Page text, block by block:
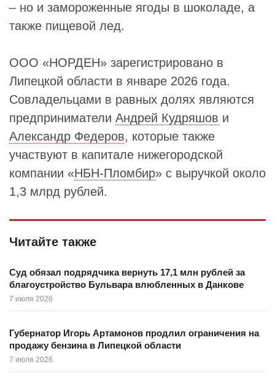
– но и замороженные ягоды в шоколаде, а
также пищевой лед.
ООО «НОРДЕН» зарегистрировано в
Липецкой области в январе 2026 года.
Совладельцами в равных долях являются
предприниматели Андрей Кудряшов и
Александр Федеров, которые также
участвуют в капитале нижегородской
компании «НБН‑Пломбир» с выручкой около
1,3 млрд рублей.
Читайте также
Суд обязал подрядчика вернуть 17,1 млн рублей за
благоустройство Бульвара влюбленных в Данкове
7 июля 2026
Губернатор Игорь Артамонов продлил ограничения на
продажу бензина в Липецкой области
7 июля 2026